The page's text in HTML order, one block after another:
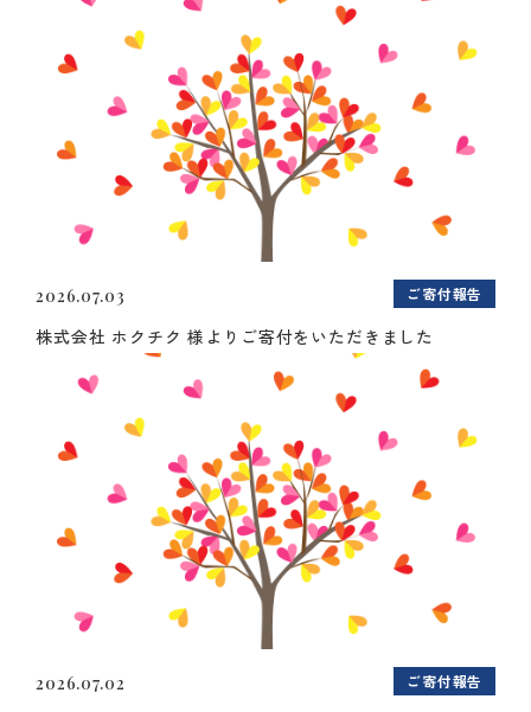
2026.07.03 ご寄付報告
株式会社 ホクチク 様よりご寄付をいただきました
2026.07.02 ご寄付報告